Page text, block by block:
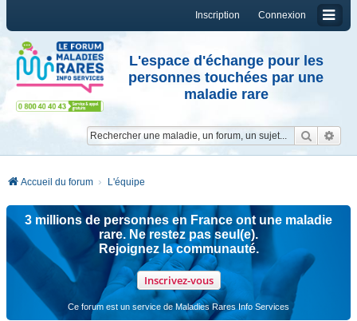
Connexion
Inscription
L'espace d'échange pour les
personnes touchées par une
maladie rare
Accueil du forum L'équipe
3 millions de personnes en France ont une maladie
rare. Ne restez pas seul(e).
Rejoignez la communauté.
Inscrivez-vous
Ce forum est un service de Maladies Rares Info Services